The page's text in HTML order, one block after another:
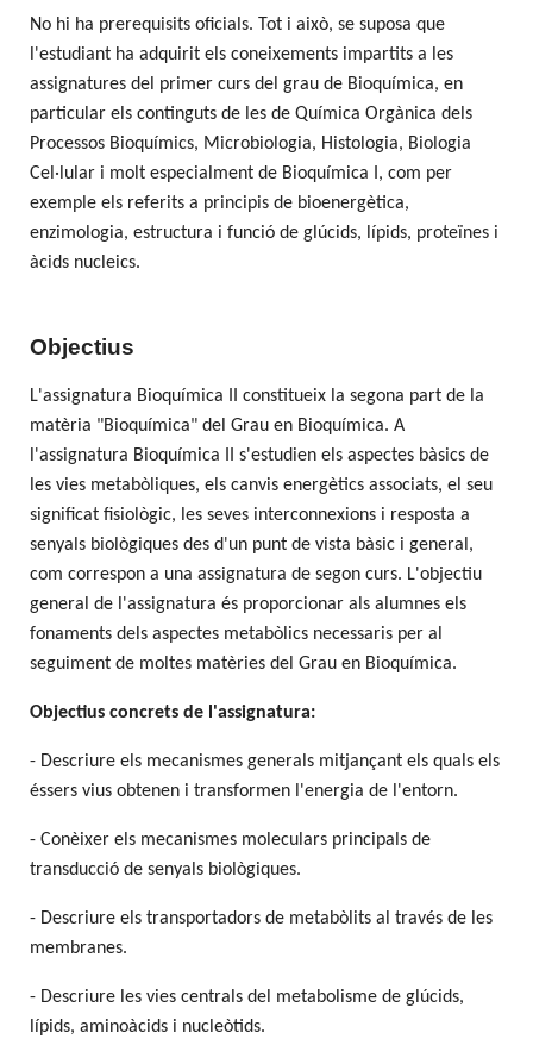
No hi ha prerequisits oficials. Tot i això, se suposa que
l'estudiant ha adquirit els coneixements impartits a les
assignatures del primer curs del grau de Bioquímica, en
particular els continguts de les de Química Orgànica dels
Processos Bioquímics, Microbiologia, Histologia, Biologia
Cel·lular i molt especialment de Bioquímica I, com per
exemple els referits a principis de bioenergètica,
enzimologia, estructura i funció de glúcids, lípids, proteïnes i
àcids nucleics.
Objectius
L'assignatura Bioquímica II constitueix la segona part de la
matèria "Bioquímica" del Grau en Bioquímica. A
l'assignatura Bioquímica II s'estudien els aspectes bàsics de
les vies metabòliques, els canvis energètics associats, el seu
significat fisiològic, les seves interconnexions i resposta a
senyals biològiques des d'un punt de vista bàsic i general,
com correspon a una assignatura de segon curs. L'objectiu
general de l'assignatura és proporcionar als alumnes els
fonaments dels aspectes metabòlics necessaris per al
seguiment de moltes matèries del Grau en Bioquímica.
Objectius concrets de l'assignatura:
- Descriure els mecanismes generals mitjançant els quals els
éssers vius obtenen i transformen l'energia de l'entorn.
- Conèixer els mecanismes moleculars principals de
transducció de senyals biològiques.
- Descriure els transportadors de metabòlits al través de les
membranes.
- Descriure les vies centrals del metabolisme de glúcids,
lípids, aminoàcids i nucleòtids.